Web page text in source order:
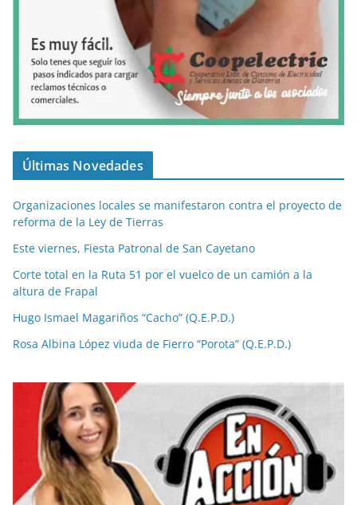
Últimas Novedades
Organizaciones locales se manifestaron contra el proyecto de
reforma de la Ley de Tierras
Este viernes, Fiesta Patronal de San Cayetano
Corte total en la Ruta 51 por el vuelco de un camión a la
altura de Frapal
Hugo Ismael Magariños “Cacho” (Q.E.P.D.)
Rosa Albina López viuda de Fierro “Porota” (Q.E.P.D.)